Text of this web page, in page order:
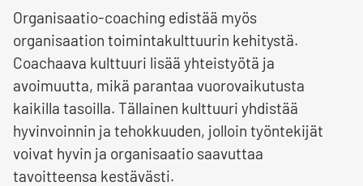
Organisaatio-coaching edistää myös
organisaation toimintakulttuurin kehitystä.
Coachaava kulttuuri lisää yhteistyötä ja
avoimuutta, mikä parantaa vuorovaikutusta
kaikilla tasoilla. Tällainen kulttuuri yhdistää
hyvinvoinnin ja tehokkuuden, jolloin työntekijät
voivat hyvin ja organisaatio saavuttaa
tavoitteensa kestävästi.